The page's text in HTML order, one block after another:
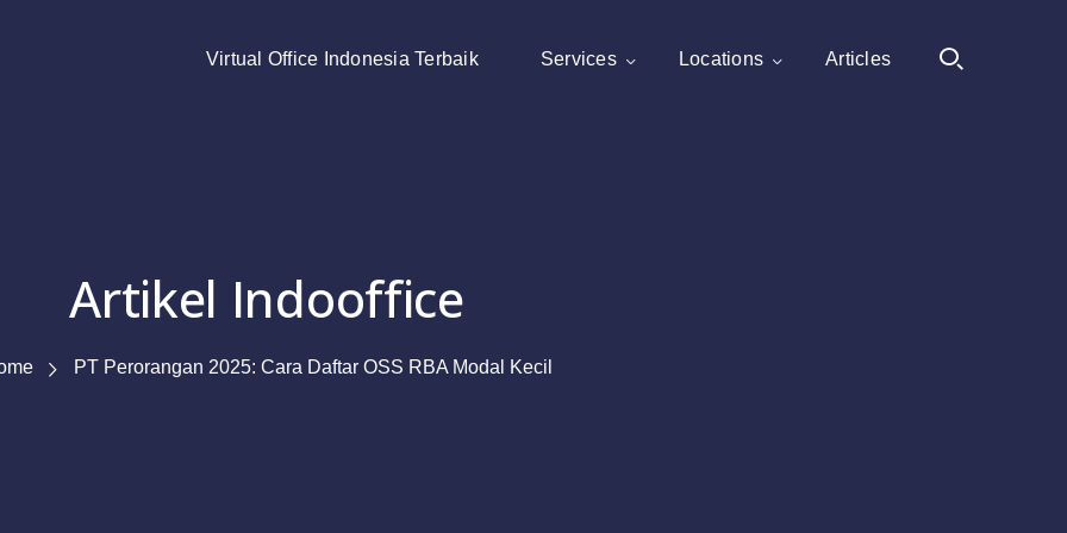
Virtual Office Indonesia Terbaik Services Locations Articles
Artikel Indooffice
PT Perorangan 2025: Cara Daftar OSS RBA Modal Kecil